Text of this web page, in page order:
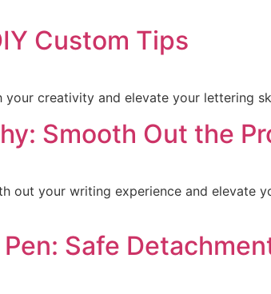
Custom Tips
creativity and elevate your lettering
Smooth Out the
your writing experience and elevate
Safe